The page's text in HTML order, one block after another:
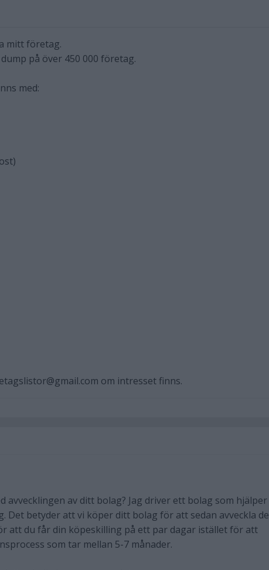
mitt företag.
på över 450 000 företag.
med:
om intresset finns.
avvecklingen av ditt bolag? Jag driver ett bolag som
Det betyder att vi köper ditt bolag för att sedan avveckla
att du får din köpeskilling på ett par dagar istället för att
som tar mellan 5-7 månader.